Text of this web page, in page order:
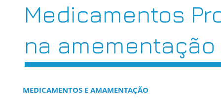
Medicamentos
na amementação
MEDICAMENTOS E AMAMENTAÇÃO